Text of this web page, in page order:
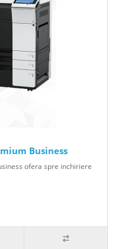
Business
ofera spre inchiriere